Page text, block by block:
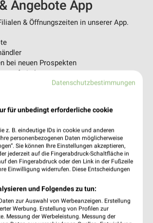
Angebote App
& Öffnungszeiten in unserer App.
bei neuen Prospekten
planen
Datenschutzbestimmungen
für unbedingt erforderliche cookie
z. B. eindeutige IDs in cookie und anderen
personenbezogenen Daten möglicherweise
Sie können Ihre Einstellungen akzeptieren,
jederzeit auf die Fingerabdruck-Schaltfläche in
den Fingerabdruck oder den Link in der Fußzeile
Einwilligung widerrufen. Diese Entscheidungen
und Folgendes zu tun:
zur Auswahl von Werbeanzeigen. Erstellung
Werbung. Erstellung von Profilen zur
Messung der Werbeleistung. Messung der